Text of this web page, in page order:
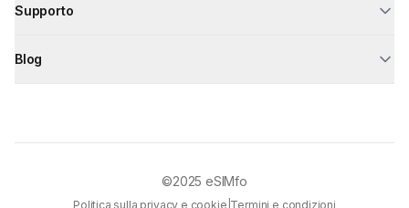
Supporto
Blog
©2025 eSIMfo
Politica sulla privacy e cookie Termini e condizioni